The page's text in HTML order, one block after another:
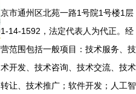
京市通州区北苑一路1号院1号楼1层
1-14-1592，法定代表人为代正。经
营范围包括一般项目：技术服务、技
术开发、技术咨询、技术交流、技术
转让、技术推广；软件开发；人工智